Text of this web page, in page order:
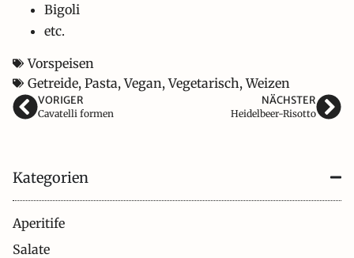
Bigoli
etc.
Vorspeisen
Getreide, Pasta,Vegan,Vegetarisch,Weizen
VORIGER
Cavatelli formen
NÄCHSTER
Heidelbeer-Risotto
Kategorien
Aperitife
Salate